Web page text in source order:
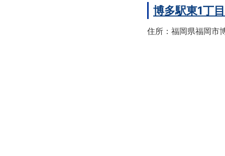
博多駅東1丁
住所：福岡県福岡市